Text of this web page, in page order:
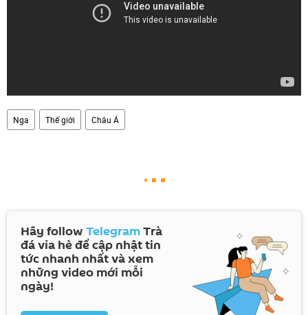
Nga Thế giới Châu Á
Hãy follow TelegramTrà
đá vỉa hè để cập nhật tin
tức nhanh nhất và xem
những video mới mỗi
ngày!